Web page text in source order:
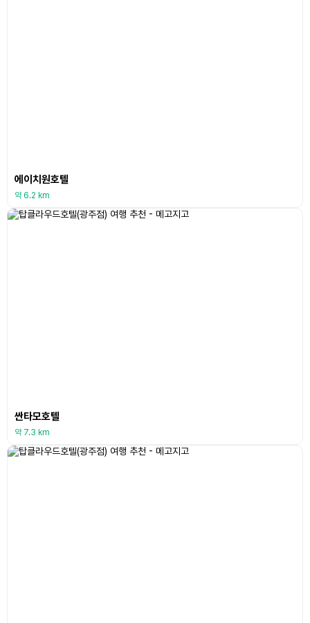
에이치원호텔
약 6.2 km
싼타모호텔
약 7.3 km